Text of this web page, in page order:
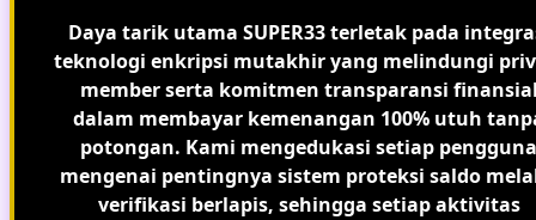
Daya tarik utama SUPER33 terletak pada
teknologi enkripsi mutakhir yang melindungi
member serta komitmen transparansi
dalam membayar kemenangan 100% utuh
potongan. Kami mengedukasi setiap pengguna
mengenai pentingnya sistem proteksi saldo
verifikasi berlapis, sehingga setiap aktivitas